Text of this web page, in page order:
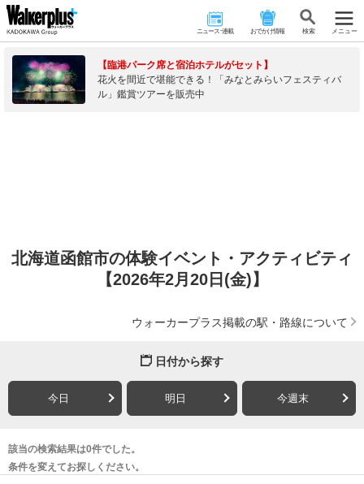
ニュース･連載 おでかけ情報 検 索 メニュー
【臨港パーク席と宿泊ホテルがセット】
花火を間近で堪能できる！「みなとみらいフェスティバ
ル」鑑賞ツアーを販売中
北海道函館市の体験イベント・アクティビティ
【2026年2月20日(金)】
ウォーカープラス掲載の駅・路線について
日付から探す
今日 明日 今週末
該当の検索結果は0件でした。
条件を変えてお探しください。